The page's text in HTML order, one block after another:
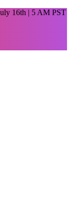
16th | 5 AM PST